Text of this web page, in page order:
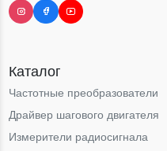
Каталог
Частотные преобразователи
Драйвер шагового двигателя
Измерители радиосигнала